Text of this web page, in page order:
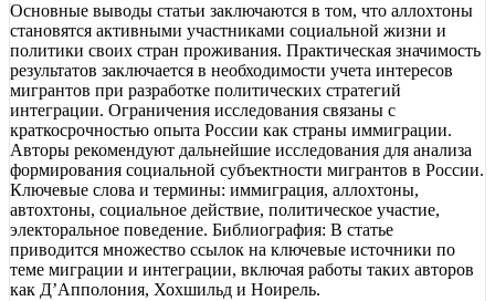
Основные выводы статьи заключаются в том, что аллохтоны
становятся активными участниками социальной жизни и
политики своих стран проживания. Практическая значимость
результатов заключается в необходимости учета интересов
мигрантов при разработке политических стратегий
интеграции. Ограничения исследования связаны с
краткосрочностью опыта России как страны иммиграции.
Авторы рекомендуют дальнейшие исследования для анализа
формирования социальной субъектности мигрантов в России.
Ключевые слова и термины: иммиграция, аллохтоны,
автохтоны, социальное действие, политическое участие,
электоральное поведение. Библиография: В статье
приводится множество ссылок на ключевые источники по
теме миграции и интеграции, включая работы таких авторов
как Д’Апполония, Хохшильд и Ноирель.